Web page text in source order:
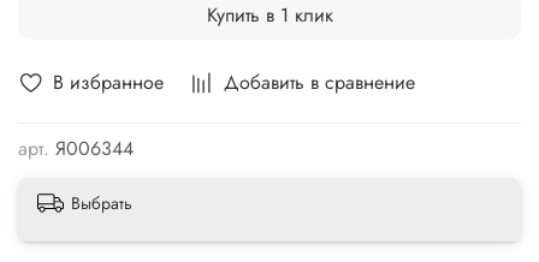
В избранное Добавить в сравнение
арт. Я006344
Купить в 1 клик
Выбрать